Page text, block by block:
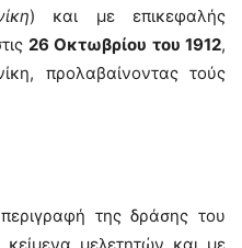
) και με επικεφαλής
26 Οκτωβρίου του 1912,
προλαβαίνοντας τούς
της δράσης του